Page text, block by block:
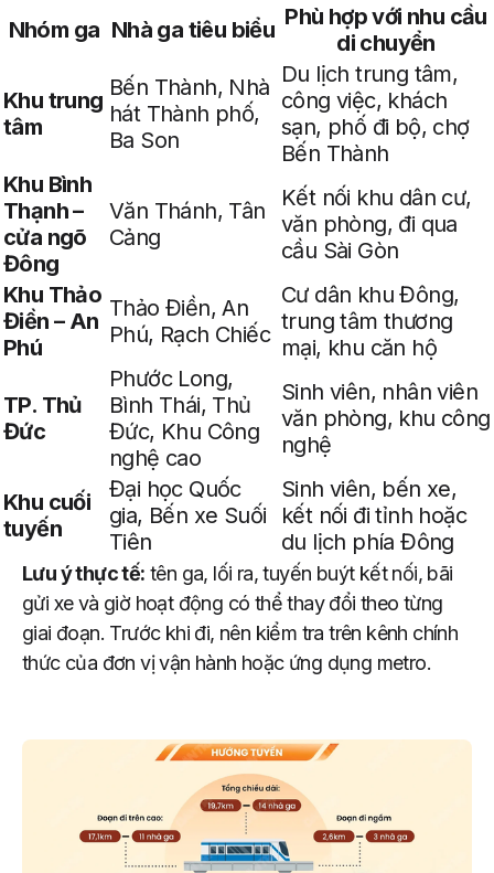
Nhóm ga Nhà ga tiêu biểu Phù hợp với nhu cầu
di chuyển
Khu trung
tâm
Bến Thành, Nhà
hát Thành phố,
Ba Son
Du lịch trung tâm,
công việc, khách
sạn, phố đi bộ, chợ
Bến Thành
Khu Bình
Thạnh –
cửa ngõ
Đông
Văn Thánh, Tân
Cảng
Kết nối khu dân cư,
văn phòng, đi qua
cầu Sài Gòn
Khu Thảo
Điền – An
Phú
Thảo Điền, An
Phú, Rạch Chiếc
Cư dân khu Đông,
trung tâm thương
mại, khu căn hộ
TP. Thủ
Đức
Phước Long,
Bình Thái, Thủ
Đức, Khu Công
nghệ cao
Sinh viên, nhân viên
văn phòng, khu công
nghệ
Khu cuối
tuyến
Đại học Quốc
gia, Bến xe Suối
Tiên
Sinh viên, bến xe,
kết nối đi tỉnh hoặc
du lịch phía Đông
Lưu ý thực tế: tên ga, lối ra, tuyến buýt kết nối, bãi
gửi xe và giờ hoạt động có thể thay đổi theo từng
giai đoạn. Trước khi đi, nên kiểm tra trên kênh chính
thức của đơn vị vận hành hoặc ứng dụng metro.